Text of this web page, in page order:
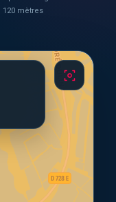
120 mètres